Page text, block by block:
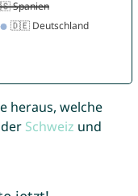
heraus, welche
Schweiz und